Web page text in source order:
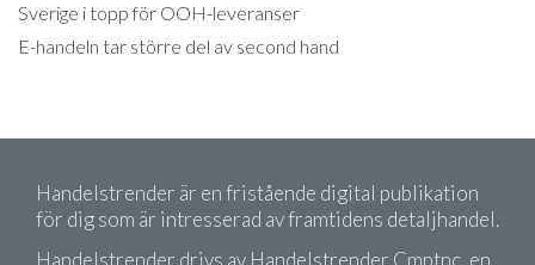
Sverige i topp för OOH-leveranser
E-handeln tar större del av second hand
Handelstrender är en fristående digital publikation
för dig som är intresserad av framtidens detaljhandel.
Handelstrender drivs av Handelstrender Cmptnc, en